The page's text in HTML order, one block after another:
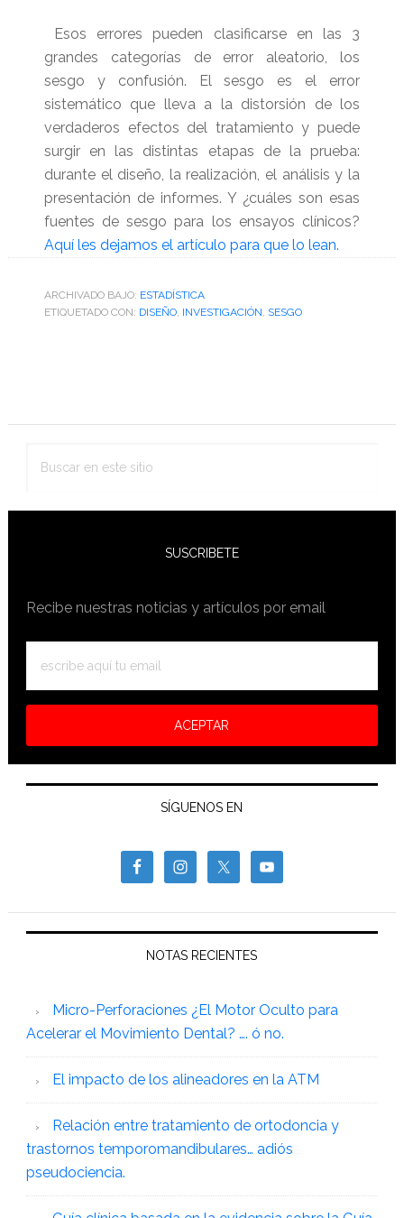
Esos errores pueden clasificarse en las 3
grandes categorías de error aleatorio, los
sesgo y confusión. El sesgo es el error
sistemático que lleva a la distorsión de los
verdaderos efectos del tratamiento y puede
surgir en las distintas etapas de la prueba:
durante el diseño, la realización, el análisis y la
presentación de informes. Y ¿cuáles son esas
fuentes de sesgo para los ensayos clínicos?
Aquí les dejamos el artículo para que lo lean.
ARCHIVADO BAJO: ESTADÍSTICA
ETIQUETADO CON: DISEÑO, INVESTIGACIÓN, SESGO
SUSCRIBETE
Recibe nuestras noticias y artículos por email
SÍGUENOS EN
NOTAS RECIENTES
Micro-Perforaciones ¿El Motor Oculto para
Acelerar el Movimiento Dental? …. ó no.
El impacto de los alineadores en la ATM
Relación entre tratamiento de ortodoncia y
trastornos temporomandibulares… adiós
pseudociencia.